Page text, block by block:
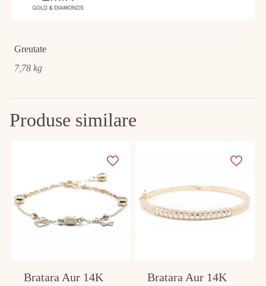
Greutate
7,78 kg
Produse similare
Bratara Aur 14K
Bratara Aur 14K